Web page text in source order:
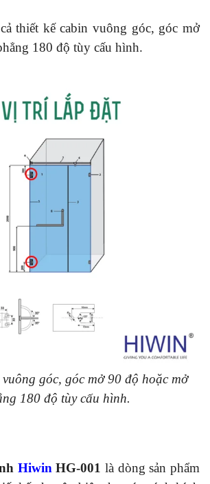
thiết kế cabin vuông góc, góc mở
180 độ tùy cấu hình.
góc, góc mở 90 độ hoặc mở
180 độ tùy cấu hình.
Hiwin HG-001 là dòng sản phẩm